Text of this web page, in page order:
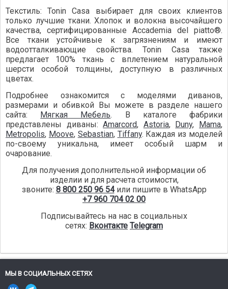
Текстиль: Tonin Casa выбирает для своих клиентов
только лучшие ткани. Хлопок и волокна высочайшего
качества, сертифицированные Accademia del piatto®.
Все ткани устойчивые к загрязнениям и имеют
водоотталкивающие свойства. Tonin Casa также
предлагает 100% ткань с вплетением натуральной
шерсти особой толщины, доступную в различных
цветах.
Подробнее ознакомится с моделями диванов,
размерами и обивкой Вы можете в разделе нашего
сайта:
Мягкая Мебель. В каталоге фабрики
представлены диваны:Amarcord, Astoria, Duny, Mama,
Metropolis, Moove, Sebastian, Tiffany. Каждая из моделей
по-своему уникальна, имеет особый шарм и
очарование.
Для получения дополнительной информации об
изделии и для расчета стоимости,
звоните: 8 800 250 96 54или пишите в WhatsApp
+7 960 704 02 00
Подписывайтесь на нас в социальных
сетях: Вконтакте Telegram
МЫ В СОЦИАЛЬНЫХ СЕТЯХ